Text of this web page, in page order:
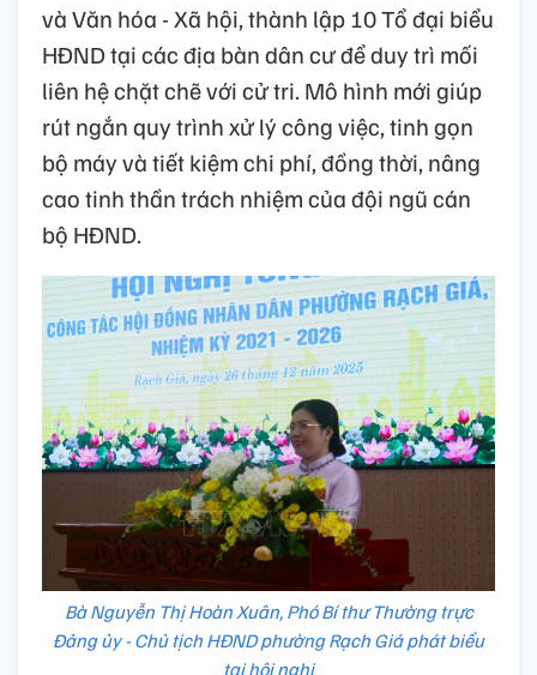
và Văn hóa - Xã hội, thành lập 10 Tổ đại biểu
HĐND tại các địa bàn dân cư để duy trì mối
liên hệ chặt chẽ với cử tri. Mô hình mới giúp
rút ngắn quy trình xử lý công việc, tinh gọn
bộ máy và tiết kiệm chi phí, đồng thời, nâng
cao tinh thần trách nhiệm của đội ngũ cán
bộ HĐND.
Bà Nguyễn Thị Hoàn Xuân, Phó Bí thư Thường trực
Đảng ủy - Chủ tịch HĐND phường Rạch Giá phát biểu
tại hội nghi